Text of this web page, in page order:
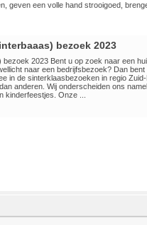
geven een volle hand strooigoed,
bezoek 2023
bezoek 2023 Bent u op zoek naar een
naar een bedrijfsbezoek? Dan bent
in de sinterklaasbezoeken in regio
anderen. Wij onderscheiden ons
kinderfeestjes. Onze ...